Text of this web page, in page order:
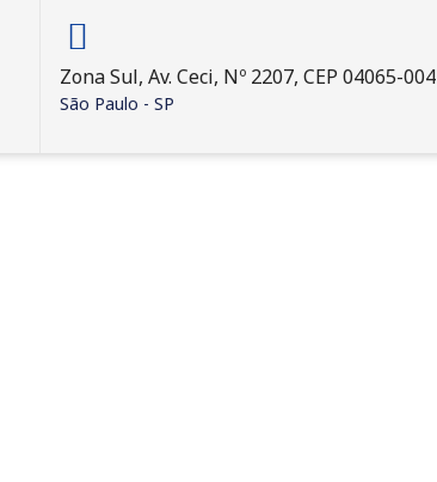
Zona Sul, Av. Ceci, Nº 2207, CEP 04065-004
São Paulo - SP